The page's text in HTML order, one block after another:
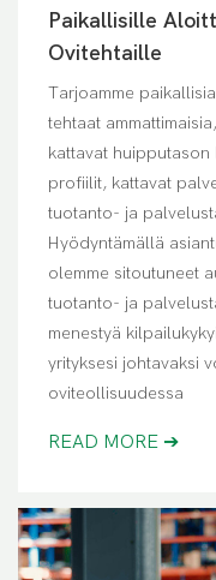
Paikallisille
Ovitehtaille
Tarjoamme
tehtaat
kattavat
profiilit, kattavat
tuotanto- ja
Hyödyntämällä
olemme sitoutuneet
tuotanto- ja
menestyä
yrityksesi johtavaksi
oviteollisuudessa
READ MORE ➔